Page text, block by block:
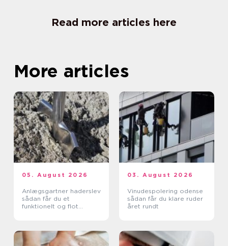
Read more articles here
More articles
05. August 2026
Anlægsgartner haderslev
sådan får du et
funktionelt og flot
03. August 2026
Vinudespolering odense
sådan får du klare ruder
året rundt